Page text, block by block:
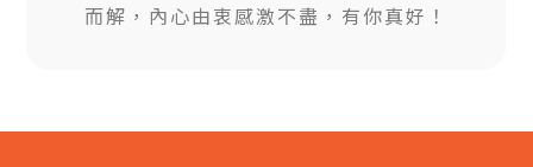
而解，內心由衷感激不盡，有你真好！